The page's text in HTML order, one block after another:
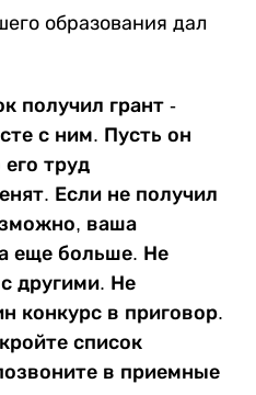
образования дал
получил грант -
с ним. Пусть он
его труд
Если не получил
ваша
еще больше. Не
другими. Не
конкурс в приговор.
список
в приемные